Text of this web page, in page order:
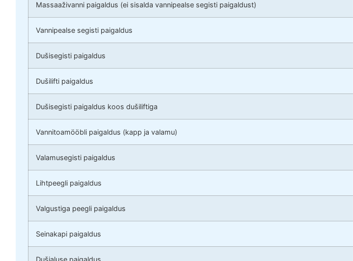
Massaaživanni paigaldus (ei sisalda vannipealse segisti paigaldust)
Vannipealse segisti paigaldus
Dušisegisti paigaldus
Dušilifti paigaldus
Dušisegisti paigaldus koos dušiliftiga
Vannitoamööbli paigaldus (kapp ja valamu)
Valamusegisti paigaldus
Lihtpeegli paigaldus
Valgustiga peegli paigaldus
Seinakapi paigaldus
Dušialuse paigaldus